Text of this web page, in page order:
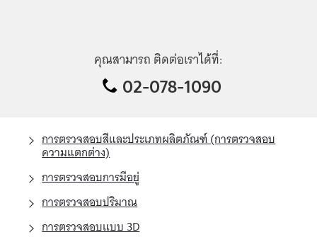
คุณสามารถ ติดต่อเราได้ที่:
02-078-1090
การตรวจสอบสีและประเภทผลิตภัณฑ์ (การตรวจสอบ
ความแตกต่าง)
การตรวจสอบการมีอยู่
การตรวจสอบปริมาณ
การตรวจสอบแบบ 3D